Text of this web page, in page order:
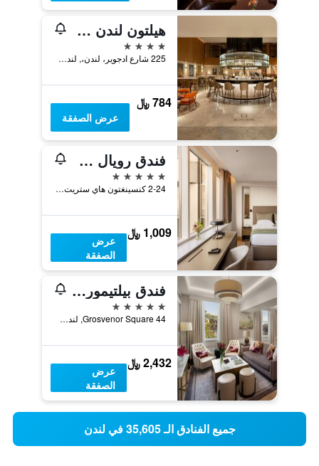
هيلتون لندن متروبول
4 نجوم
225 شارع ادجوير، لندن،, لندن, المملكة المتحدة
784 ﷼
عرض الصفقة
فندق رويال جاردن
5 نجوم
2-24 كنسينغتون هاي ستريت، لندن ، المملكة المتحدة, لندن, المملكة المتحدة
1,009 ﷼
عرض
الصفقة
فندق بيلتيمور مايفير
5 نجوم
44 Grosvenor Square, لندن, المملكة المتحدة
2,432 ﷼
عرض
الصفقة
جميع الفنادق الـ 35,605 في لندن